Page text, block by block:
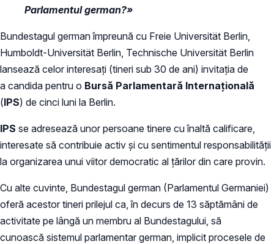
Parlamentul german?»
Bundestagul german împreună cu Freie Universität Berlin,
Humboldt-Universität Berlin, Technische Universität Berlin
lansează celor interesați (tineri sub 30 de ani) invitația de
a candida pentru o Bursă Parlamentară Internaţională
(IPS) de cinci luni la Berlin.
IPS se adresează unor persoane tinere cu înaltă calificare,
interesate să contribuie activ şi cu sentimentul responsabilităţii
la organizarea unui viitor democratic al țărilor din care provin.
Cu alte cuvinte, Bundestagul german (Parlamentul Germaniei)
oferă acestor tineri prilejul ca, în decurs de 13 săptămâni de
activitate pe lângă un membru al Bundestagului, să
cunoască sistemul parlamentar german, implicit procesele de